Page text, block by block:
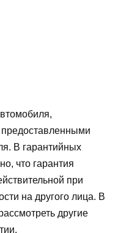
предоставленными
В гарантийных
что гарантия
при
на другого лица. В
другие